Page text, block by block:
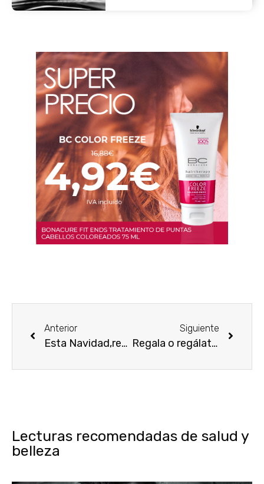
Anterior
Esta Navidad,regalos y perfumes de marcas originales
Siguiente
Regala o regálate un buen elixir, que aumente la belleza
Lecturas recomendadas de salud y
belleza